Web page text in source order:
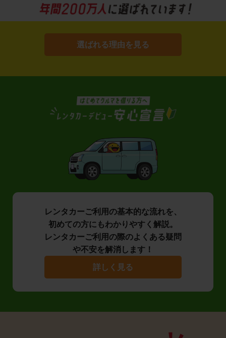
選ばれる理由を見る
レンタカーご利用の基本的な流れを、
初めての方にもわかりやすく解説。
レンタカーご利用の際のよくある疑問
や不安を解消します！
詳しく見る